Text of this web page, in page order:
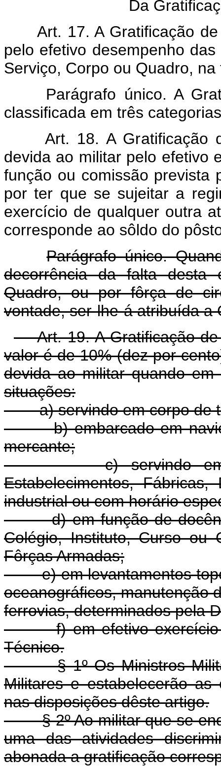
Da
Art. 17. A Gratificação de
pelo efetivo desempenho
Serviço, Corpo ou Quadro,
Parágrafo único. A
classificada em três
Art. 18. A Gratificação
devida ao militar pelo efetivo
função ou comissão prevista
por ter que se sujeitar a
exercício de qualquer outra
corresponde ao sôldo do
Parágrafo único.
decorrência da falta desta
Quadro, ou por fôrça de
vontade, ser-lhe-á atribuída a
Art. 19. A Gratificação de
valor é de 10% (dez por
devida ao militar quando
situações:
a) servindo em corpo de
b) embarcado em navio
mercante;
c) servindo em
Estabelecimentos,
industrial ou com horário
d) em função de
Colégio, Instituto, Curso ou
Fôrças Armadas;
e) em levantamentos
oceanográficos, manutenção
ferrovias, determinados pela
f) em efetivo exercício
Técnico.
§ 1º Os Ministros
Militares e estabelecerão
nas disposições dêste artigo.
§ 2º Ao militar que se
uma das atividades
abonada a gratificação